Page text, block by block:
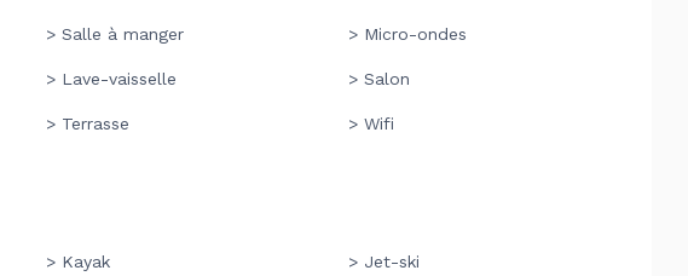
> Salle à manger > Micro-ondes
> Lave-vaisselle > Salon
> Terrasse > Wifi
> Kayak > Jet-ski